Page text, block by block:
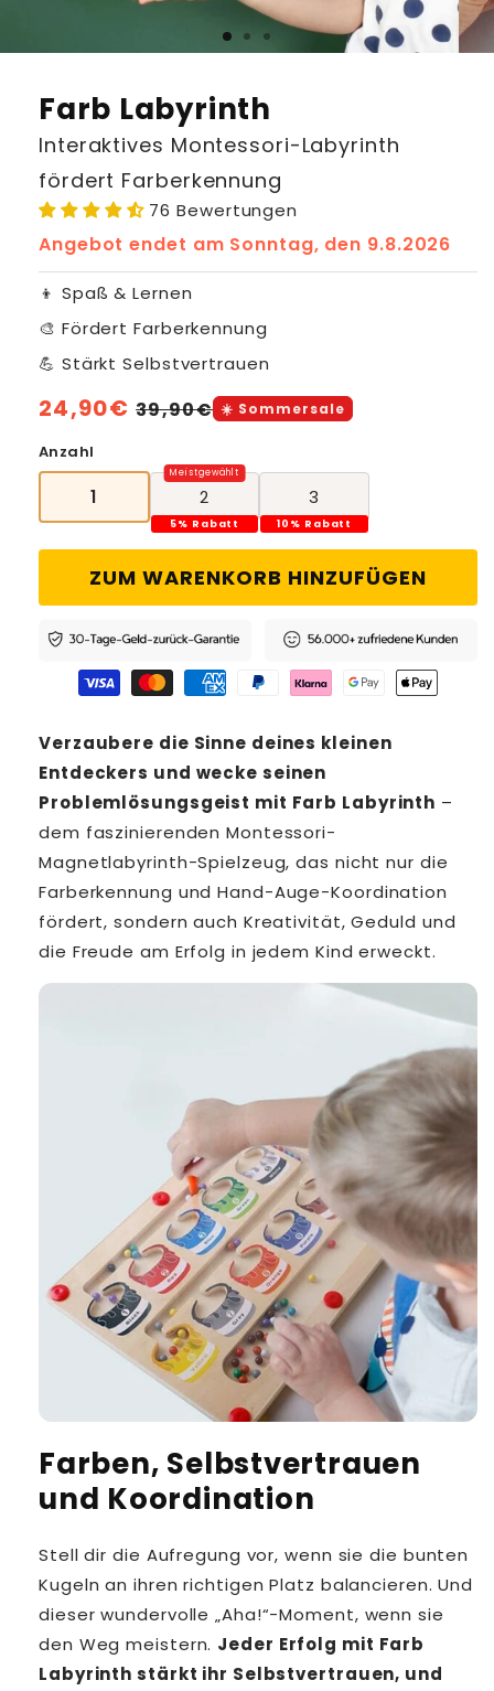
Farb Labyrinth
Interaktives Montessori-Labyrinth
fördert Farberkennung
76 Bewertungen
Angebot endet am Sonntag, den 9.8.2026
👦 Spaß & Lernen
🎨 Fördert Farberkennung
💪 Stärkt Selbstvertrauen
Normaler
Preis
24,90€ Verkaufspreis
39,90€ ☀️ Sommersale
Anzahl
1 2
5% Rabatt
3
10% Rabatt
ZUM WARENKORB HINZUFÜGEN
Verzaubere die Sinne deines kleinen
Entdeckers und wecke seinen
Problemlösungsgeist mit Farb Labyrinth –
dem faszinierenden Montessori-
Magnetlabyrinth-Spielzeug, das nicht nur die
Farberkennung und Hand-Auge-Koordination
fördert, sondern auch Kreativität, Geduld und
die Freude am Erfolg in jedem Kind erweckt.
Farben, Selbstvertrauen
und Koordination
Stell dir die Aufregung vor, wenn sie die bunten
Kugeln an ihren richtigen Platz balancieren. Und
dieser wundervolle „Aha!“-Moment, wenn sie
den Weg meistern. Jeder Erfolg mit Farb
Labyrinth stärkt ihr Selbstvertrauen, und